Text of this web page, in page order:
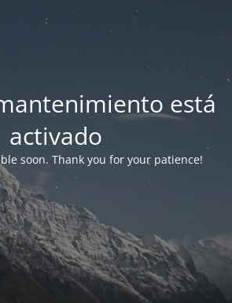
está
activado
soon. Thank you for your patience!